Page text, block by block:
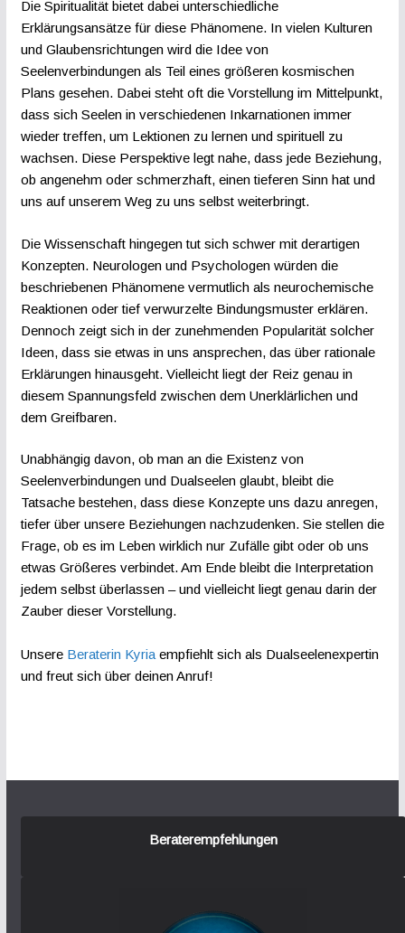
Die Spiritualität bietet dabei unterschiedliche
Erklärungsansätze für diese Phänomene. In vielen Kulturen
und Glaubensrichtungen wird die Idee von
Seelenverbindungen als Teil eines größeren kosmischen
Plans gesehen. Dabei steht oft die Vorstellung im Mittelpunkt,
dass sich Seelen in verschiedenen Inkarnationen immer
wieder treffen, um Lektionen zu lernen und spirituell zu
wachsen. Diese Perspektive legt nahe, dass jede Beziehung,
ob angenehm oder schmerzhaft, einen tieferen Sinn hat und
uns auf unserem Weg zu uns selbst weiterbringt.
Die Wissenschaft hingegen tut sich schwer mit derartigen
Konzepten. Neurologen und Psychologen würden die
beschriebenen Phänomene vermutlich als neurochemische
Reaktionen oder tief verwurzelte Bindungsmuster erklären.
Dennoch zeigt sich in der zunehmenden Popularität solcher
Ideen, dass sie etwas in uns ansprechen, das über rationale
Erklärungen hinausgeht. Vielleicht liegt der Reiz genau in
diesem Spannungsfeld zwischen dem Unerklärlichen und
dem Greifbaren.
Unabhängig davon, ob man an die Existenz von
Seelenverbindungen und Dualseelen glaubt, bleibt die
Tatsache bestehen, dass diese Konzepte uns dazu anregen,
tiefer über unsere Beziehungen nachzudenken. Sie stellen die
Frage, ob es im Leben wirklich nur Zufälle gibt oder ob uns
etwas Größeres verbindet. Am Ende bleibt die Interpretation
jedem selbst überlassen – und vielleicht liegt genau darin der
Zauber dieser Vorstellung.
Unsere Beraterin Kyriaempfiehlt sich als Dualseelenexpertin
und freut sich über deinen Anruf!
Beraterempfehlungen